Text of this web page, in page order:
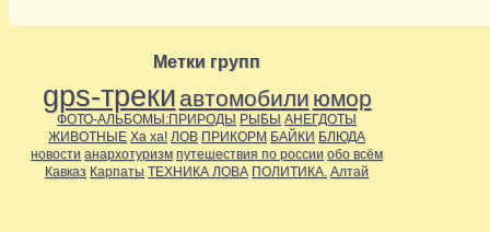
Метки групп
gps-треки автомобили юмор
ФОТО-АЛЬБОМЫ:ПРИРОДЫ РЫБЫ АНЕГДОТЫ
ЖИВОТНЫЕ Ха ха! ЛОВ ПРИКОРМ БАЙКИ БЛЮДА
новости анархотуризм путешествия по россии обо всём
Кавказ Карпаты ТЕХНИКА ЛОВА ПОЛИТИКА. Алтай